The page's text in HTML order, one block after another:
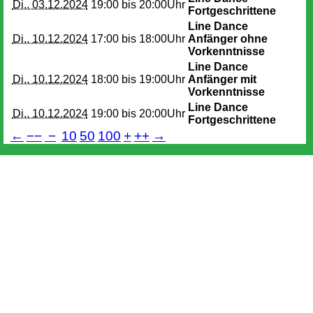
Di.. 03.12.2024 19:00 bis 20:00Uhr
Fortgeschrittene
Di.. 10.12.2024 17:00 bis 18:00Uhr
Line Dance
Anfänger ohne
Vorkenntnisse
Di.. 10.12.2024 18:00 bis 19:00Uhr
Line Dance
Anfänger mit
Vorkenntnisse
Di.. 10.12.2024 19:00 bis 20:00Uhr
Line Dance
Fortgeschrittene
← −− − 10 50 100 + ++ →